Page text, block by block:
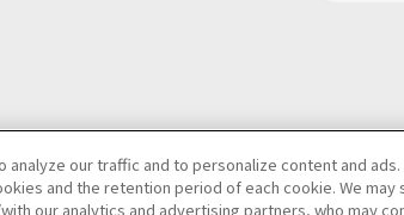
ー個人情報及び特定個人情報等の取り扱いに関する
our traffic and to personalize content and ads.
and the retention period of each cookie. We may
our analytics and advertising partners, who may